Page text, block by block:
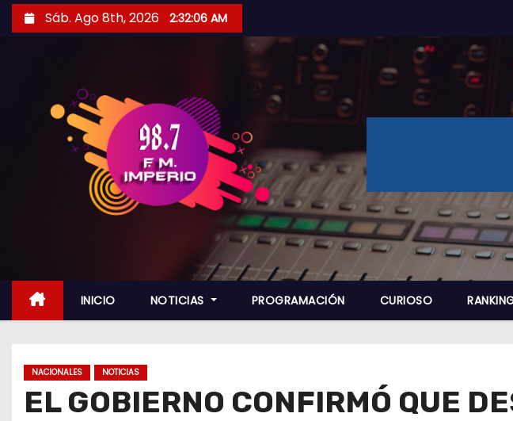
i
Sáb. Ago 8th, 2026 2:32:08 AM
INICIO NOTICIAS PROGRAMACIÓN CURIOSO
NACIONALES NOTICIAS
EL GOBIERNO CONFIRMÓ QUE